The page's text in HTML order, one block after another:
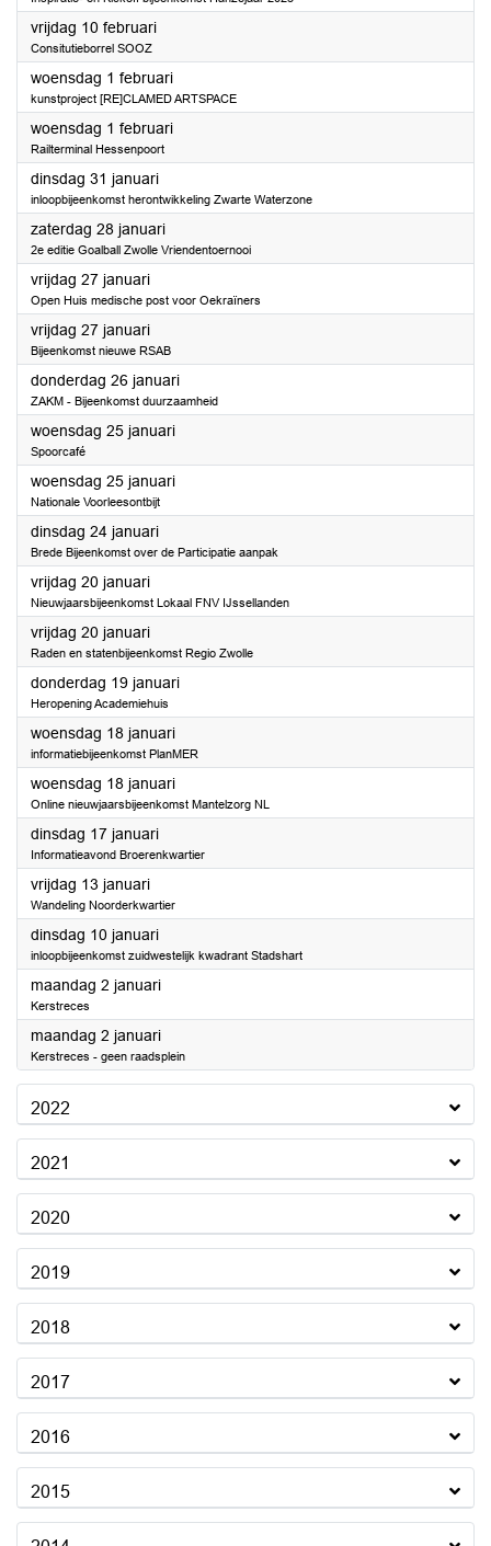
vrijdag 10 februari2023
Consitutieborrel SOOZ
woensdag 1 februari2023
kunstproject [RE]CLAMED ARTSPACE
woensdag 1 februari2023
Railterminal Hessenpoort
dinsdag 31 januari2023
inloopbijeenkomst herontwikkeling Zwarte Waterzone
zaterdag 28 januari2023
2e editie Goalball Zwolle Vriendentoernooi
vrijdag 27 januari2023
Open Huis medische post voor Oekraïners
vrijdag 27 januari2023
Bijeenkomst nieuwe RSAB
donderdag 26 januari2023
ZAKM - Bijeenkomst duurzaamheid
woensdag 25 januari2023
Spoorcafé
woensdag 25 januari2023
Nationale Voorleesontbijt
dinsdag 24 januari2023
Brede Bijeenkomst over de Participatie aanpak
vrijdag 20 januari2023
Nieuwjaarsbijeenkomst Lokaal FNV IJssellanden
vrijdag 20 januari2023
Raden en statenbijeenkomst Regio Zwolle
donderdag 19 januari2023
Heropening Academiehuis
woensdag 18 januari2023
informatiebijeenkomst PlanMER
woensdag 18 januari2023
Online nieuwjaarsbijeenkomst Mantelzorg NL
dinsdag 17 januari2023
Informatieavond Broerenkwartier
vrijdag 13 januari2023
Wandeling Noorderkwartier
dinsdag 10 januari2023
inloopbijeenkomst zuidwestelijk kwadrant Stadshart
maandag 2 januari2023
Kerstreces
maandag 2 januari2023
Kerstreces - geen raadsplein
2022
2021
2020
2019
2018
2017
2016
2015